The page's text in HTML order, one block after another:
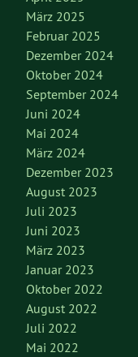
März 2025
Februar 2025
Dezember 2024
Oktober 2024
September 2024
Juni 2024
Mai 2024
März 2024
Dezember 2023
August 2023
Juli 2023
Juni 2023
März 2023
Januar 2023
Oktober 2022
August 2022
Juli 2022
Mai 2022